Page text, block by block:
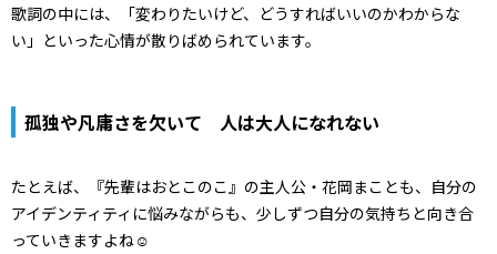
歌詞の中には、「変わりたいけど、どうすればいいのかわからな
い」といった心情が散りばめられています。
孤独や凡庸さを欠いて 人は大人になれない
たとえば、『先輩はおとこのこ』の主人公・花岡まことも、自分の
アイデンティティに悩みながらも、少しずつ自分の気持ちと向き合
っていきますよね☺